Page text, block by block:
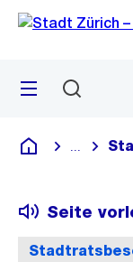
Sprunglink
Menü
Deutsch
Blende
Seite